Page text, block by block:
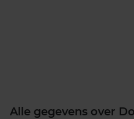
Alle gegevens over